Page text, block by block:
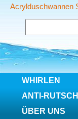
Acrylduschwannen
Home
WHIRLEN
ANTI-RUTSCH
ÜBER UNS